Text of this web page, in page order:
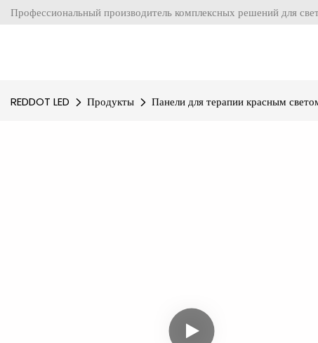
Профессиональный производитель комплексных решений для
REDDOT LED Продукты Панели для терапии красным